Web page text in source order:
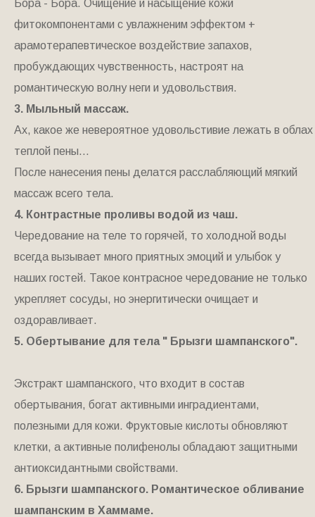
Бора - Бора. Очищение и насыщение кожи
фитокомпонентами с увлажненим эффектом +
арамотерапевтическое воздействие запахов,
пробуждающих чувственность, настроят на
романтическую волну неги и удовольствия.
3. Мыльный массаж.
Ах, какое же невероятное удовольстивие лежать в облах
теплой пены...
После нанесения пены делатся расслабляющий мягкий
массаж всего тела.
4. Контрастные проливы водой из чаш.
Чередование на теле то горячей, то холодной воды
всегда вызывает много приятных эмоций и улыбок у
наших гостей. Такое контрасное чередование не только
укрепляет сосуды, но энергитически очищает и
оздоравливает.
5. Обертывание для тела " Брызги шампанского".
Экстракт шампанского, что входит в состав
обертывания, богат активными инградиентами,
полезными для кожи. Фруктовые кислоты обновляют
клетки, а активные полифенолы обладают защитными
антиоксидантными свойствами.
6. Брызги шампанского. Романтическое обливание
шампанским в Хаммаме.